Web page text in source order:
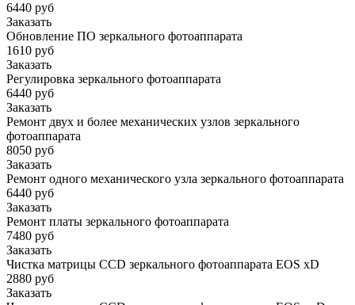
6440 руб
Заказать
Обновление ПО зеркального фотоаппарата
1610 руб
Заказать
Регулировка зеркального фотоаппарата
6440 руб
Заказать
Ремонт двух и более механических узлов зеркального
фотоаппарата
8050 руб
Заказать
Ремонт одного механического узла зеркального фотоаппарата
6440 руб
Заказать
Ремонт платы зеркального фотоаппарата
7480 руб
Заказать
Чистка матрицы CCD зеркального фотоаппарата EOS xD
2880 руб
Заказать